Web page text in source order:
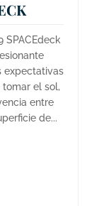
SPACEdeck
expectativas
el sol,
entre
de...